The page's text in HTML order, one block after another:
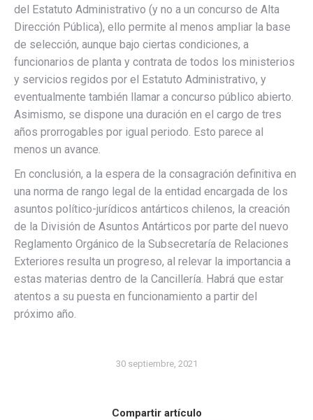
del Estatuto Administrativo (y no a un concurso de Alta
Dirección Pública), ello permite al menos ampliar la base
de selección, aunque bajo ciertas condiciones, a
funcionarios de planta y contrata de todos los ministerios
y servicios regidos por el Estatuto Administrativo, y
eventualmente también llamar a concurso público abierto.
Asimismo, se dispone una duración en el cargo de tres
años prorrogables por igual periodo. Esto parece al
menos un avance.
En conclusión, a la espera de la consagración definitiva en
una norma de rango legal de la entidad encargada de los
asuntos político-jurídicos antárticos chilenos, la creación
de la División de Asuntos Antárticos por parte del nuevo
Reglamento Orgánico de la Subsecretaría de Relaciones
Exteriores resulta un progreso, al relevar la importancia a
estas materias dentro de la Cancillería. Habrá que estar
atentos a su puesta en funcionamiento a partir del
próximo año.
30 septiembre, 2021
Compartir artículo